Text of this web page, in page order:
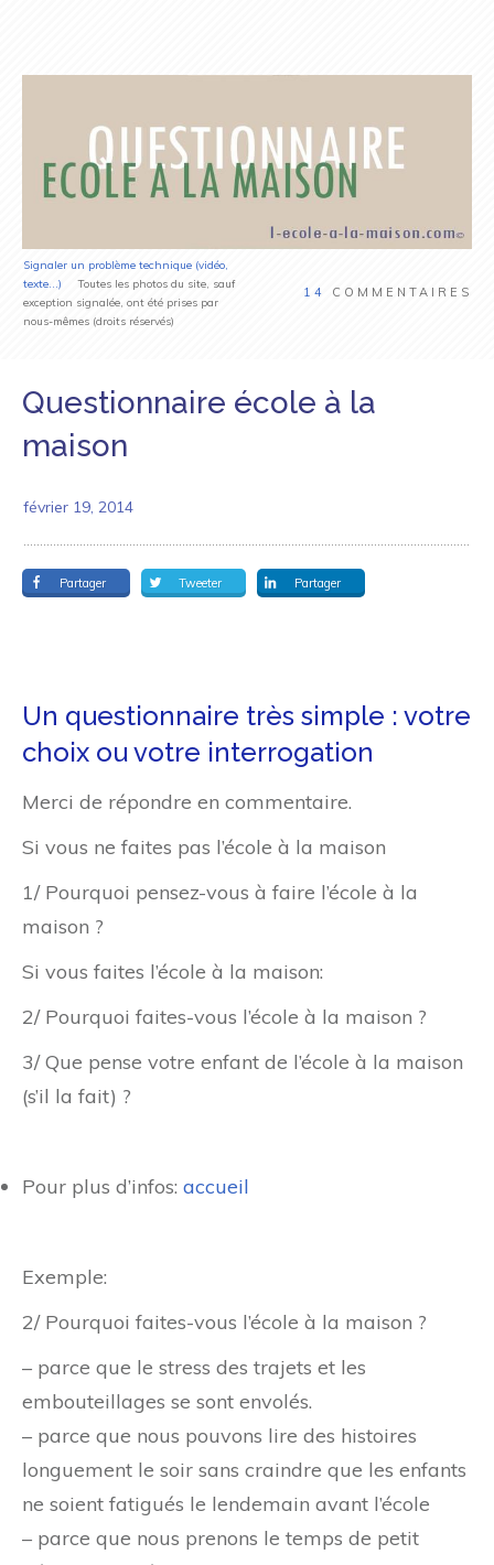
Signaler un problème technique (vidéo,
texte...)
Toutes les photos du site, sauf
exception signalée, ont été prises par
nous-mêmes (droits réservés)
14 COMMENTAIRES
Questionnaire école à la
maison
février 19, 2014
Partager Tweeter Partager
Un questionnaire très simple : votre
choix ou votre interrogation
Merci de répondre en commentaire.
Si vous ne faites pas l’école à la maison
1/ Pourquoi pensez-vous à faire l’école à la
maison ?
Si vous faites l’école à la maison:
2/ Pourquoi faites-vous l’école à la maison ?
3/ Que pense votre enfant de l’école à la maison
(s’il la fait) ?
Pour plus d’infos: accueil
Exemple:
2/ Pourquoi faites-vous l’école à la maison ?
– parce que le stress des trajets et les
embouteillages se sont envolés.
– parce que nous pouvons lire des histoires
longuement le soir sans craindre que les enfants
ne soient fatigués le lendemain avant l’école
– parce que nous prenons le temps de petit